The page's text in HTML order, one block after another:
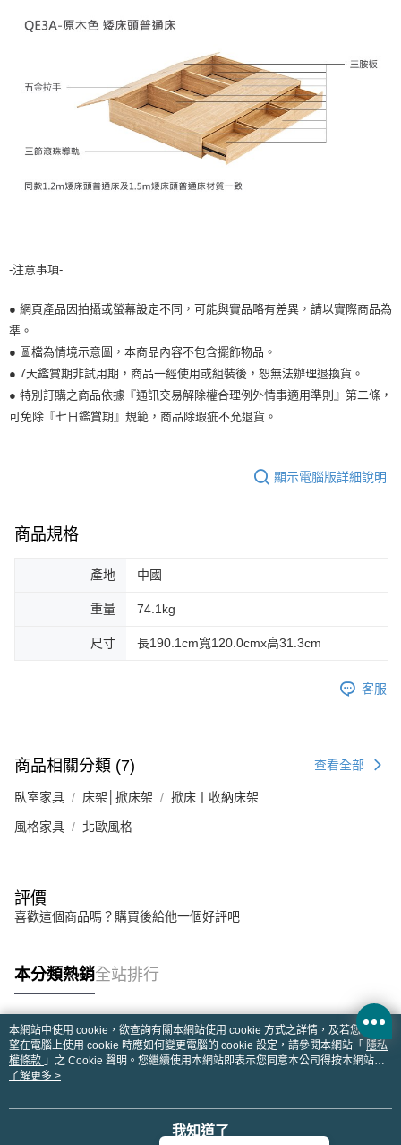
-注意事項-
● 網頁產品因拍攝或螢幕設定不同，可能與實品略有差異，請以實際商品為
準。
● 圖檔為情境示意圖，本商品內容不包含擺飾物品。
● 7天鑑賞期非試用期，商品一經使用或組裝後，恕無法辦理退換貨。
● 特別訂購之商品依據『通訊交易解除權合理例外情事適用準則』第二條，
可免除『七日鑑賞期』規範，商品除瑕疵不允退貨。
顯示電腦版詳細說明
商品規格
產地 中國
重量 74.1kg
尺寸 長190.1cm寬120.0cmx高31.3cm
客服
商品相關分類 (7) 查看全部
臥室家具 床架│掀床架 掀床丨收納床架
風格家具 北歐風格
評價
喜歡這個商品嗎？購買後給他一個好評吧
本分類熱銷全站排行
熱門標籤
本網站中使用 cookie，欲查詢有關本網站使用 cookie 方式之詳情，及若您不希
望在電腦上使用 cookie 時應如何變更電腦的 cookie 設定，請參閱本網站「 隱私
權條款 」之 Cookie 聲明。您繼續使用本網站即表示您同意本公司得按本網站使
用條款之 Cookie 聲明使用 cookie。
了解更多 >
我知道了